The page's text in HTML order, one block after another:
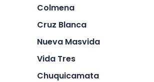
Colmena
Cruz Blanca
Nueva Masvida
Vida Tres
Chuquicamata